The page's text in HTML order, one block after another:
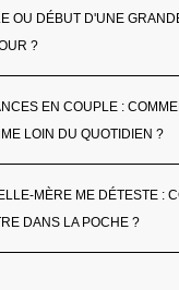
OU DÉBUT D'UNE
?
EN COUPLE :
LOIN DU QUOTIDIEN ?
MÈRE ME DÉTESTE :
DANS LA POCHE ?